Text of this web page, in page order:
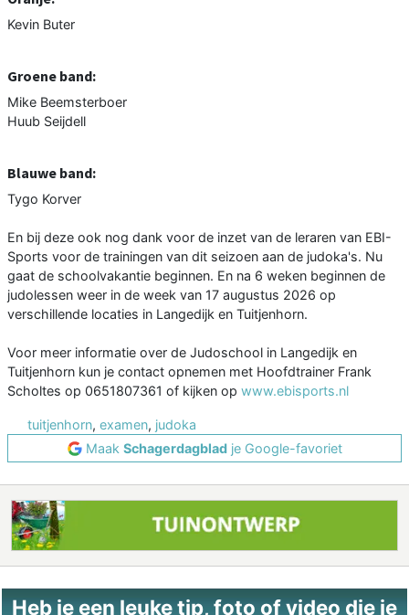
Kevin Buter
Groene band:
Mike Beemsterboer
Huub Seijdell
Blauwe band:
Tygo Korver
En bij deze ook nog dank voor de inzet van de leraren van EBI-
Sports voor de trainingen van dit seizoen aan de judoka's. Nu
gaat de schoolvakantie beginnen. En na 6 weken beginnen de
judolessen weer in de week van 17 augustus 2026 op
verschillende locaties in Langedijk en Tuitjenhorn.
Voor meer informatie over de Judoschool in Langedijk en
Tuitjenhorn kun je contact opnemen met Hoofdtrainer Frank
Scholtes op 0651807361 of kijken op www.ebisports.nl
tuitjenhorn, examen, judoka
Maak Schagerdagbladje Google-favoriet
Heb je een leuke tip, foto of video die je